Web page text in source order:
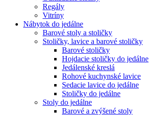
Regály
Vitríny
Nábytok do jedálne
Barové stoly a stoličky
Stoličky, lavice a barové stoličky
Barové stoličky
Hojdacie stoličky do jedálne
Jedálenské kreslá
Rohové kuchynské lavice
Sedacie lavice do jedálne
Stoličky do jedálne
Stoly do jedálne
Barové a zvýšené stoly